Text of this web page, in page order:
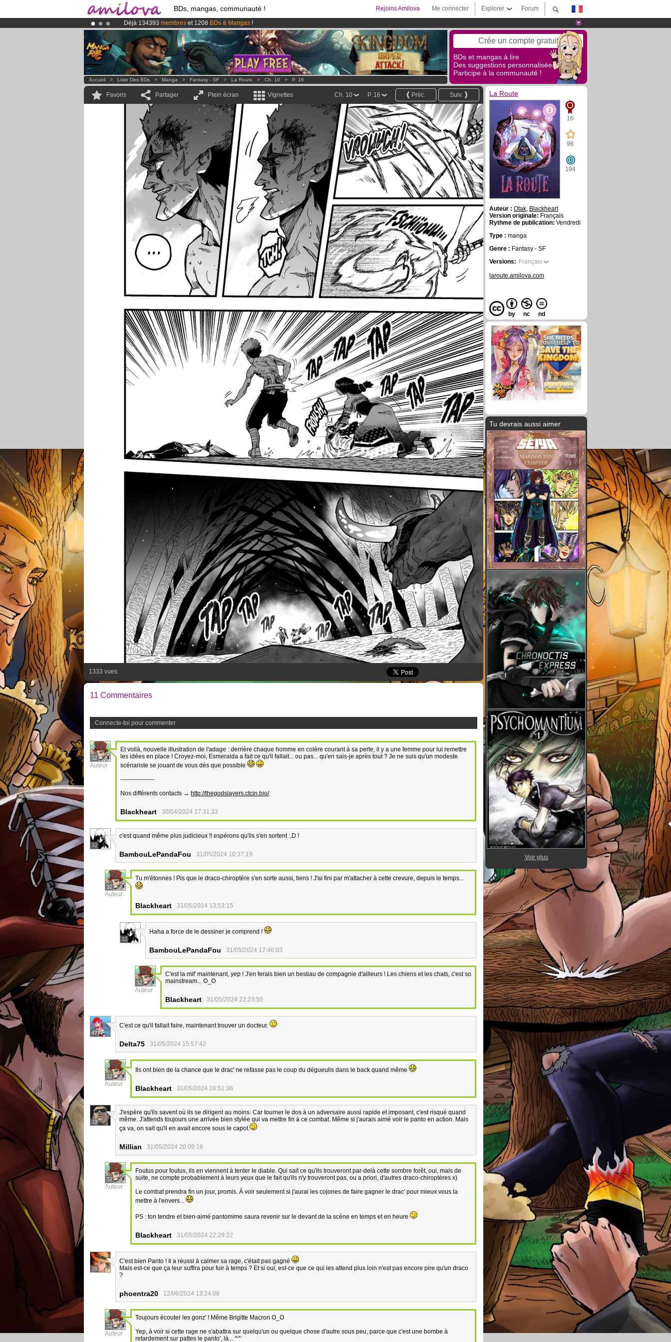
BDs, mangas, communauté ! Forum
Explorer
Me connecter
Rejoins Amilova
Déjà 134393 membres et 1208 BDs & Mangas !
Abonnement premium: à partir de3.95 eurospar mois !Clique ici pour t'abonner
LeKickstarter Amilova est désormais lancé Crée un compte gratuit
BDs et mangas à lire
Des suggestions personnalisées !
Participe à la communauté !
Accueil > Liste Des BDs > Manga > Fantasy - SF > La Route > Ch. 10 > P. 16
Favoris Partager Plein écran Vignettes Suiv.
Préc.
P. 16
Ch. 10
1333 vues
11 Commentaires
Connecte-toi pour commenter
32
Auteur
Et voilà, nouvelle illustration de l'adage : derrière chaque homme en colère courant à sa perte, il y a une femme pour lui remettre
les idées en place ! Croyez-moi, Esmeralda a fait ce qu'il fallait... ou pas... qu'en sais-je après tout ? Je ne suis qu'un modeste
scénariste se jouant de vous dès que possible
-----------------
Nos différents contacts → http://thegodslayers.ctcin.bio/.
Blackheart 30/04/2024 17:31:33
32
c'est quand même plus judicieux !! espérons qu'ils s'en sortent :,D !
BambouLePandaFou 31/05/2024 10:37:19
32
Auteur
Tu m'étonnes ! Pis que le draco-chiroptère s'en sorte aussi, tiens ! J'ai fini par m'attacher à cette crevure, depuis le temps...
Blackheart 31/05/2024 13:53:15
32
Haha a force de le dessiner je comprend !
BambouLePandaFou 31/05/2024 17:46:03
32
Auteur
C'est la mif' maintenant, yep ! J'en ferais bien un bestiau de compagnie d'ailleurs ! Les chiens et les chats, c'est so
mainstream... O_O
Blackheart 31/05/2024 22:23:50
47
C'est ce qu'il fallait faire, maintenant trouver un docteur.
Delta75 31/05/2024 15:57:42
32
Auteur
Ils ont bien de la chance que le drac' ne refasse pas le coup du dégueulis dans le back quand même
Blackheart 31/05/2024 16:51:36
33
J'espère qu'ils savent où ils se dirigent au moins. Car tourner le dos à un adversaire aussi rapide et imposant, c'est risqué quand
même. J'attends toujours une arrivée bien stylée qui va mettre fin à ce combat. Même si j'aurais aimé voir le panto en action. Mais
ça va, on sait qu'il en avait encore sous le capot.
Millian 31/05/2024 20:09:16
32
Auteur
Foutus pour foutus, ils en viennent à tenter le diable. Qui sait ce qu'ils trouveront par-delà cette sombre forêt, oui, mais de
suite, ne compte probablement à leurs yeux que le fait qu'ils n'y trouveront pas, ou a priori, d'autres draco-chiroptères x)
Le combat prendra fin un jour, promis. À voir seulement si j'aurai les cojones de faire gagner le drac' pour mieux vous la
mettre à l'envers...
PS : ton tendre et bien-aimé pantomime saura revenir sur le devant de la scène en temps et en heure
Blackheart 31/05/2024 22:29:22
39
C'est bien Panto ! Il a réussi à calmer sa rage, c'était pas gagné
Mais est-ce que ça leur suffira pour fuir à temps ? Et si oui, est-ce que ce qui les attend plus loin n'est pas encore pire qu'un draco
?
phoentra20 12/06/2024 13:24:06
32
Auteur
Toujours écouter les gonz' ! Même Brigitte Macron O_O
Yep, à voir si cette rage ne s'abattra sur quelqu'un ou quelque chose d'autre sous peu, parce que c'est une bombe à
retardement sur pattes le panto', là... ^^'
La Route
16
98
194
Auteur : Otak, Blackheart
Version originale: Français
Rythme de publication: Vendredi
Type : manga
Genre : Fantasy - SF
Versions: Français
laroute.amilova.com
by nc nd
Tu devrais aussi aimer
Voir plus